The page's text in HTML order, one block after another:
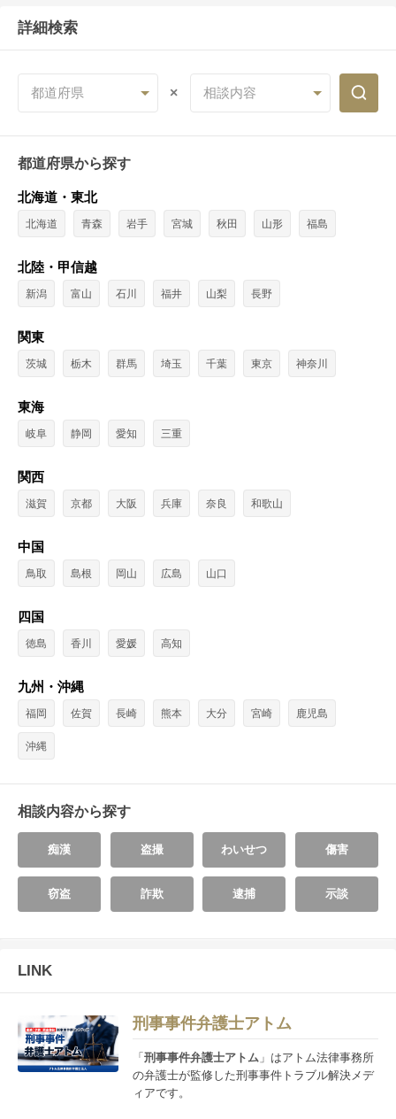
詳細検索
都道府県 相談内容
都道府県から探す
北海道・東北
北海道 青森 岩手 宮城 秋田 山形 福島
北陸・甲信越
新潟 富山 石川 福井 山梨 長野
関東
茨城 栃木 群馬 埼玉 千葉 東京 神奈川
東海
岐阜 静岡 愛知 三重
関西
滋賀 京都 大阪 兵庫 奈良 和歌山
中国
鳥取 島根 岡山 広島 山口
四国
徳島 香川 愛媛 高知
九州・沖縄
福岡 佐賀 長崎 熊本 大分 宮崎 鹿児島
沖縄
相談内容から探す
痴漢 盗撮 わいせつ 傷害
窃盗 詐欺 逮捕 示談
LINK
刑事事件弁護士アトム
「刑事事件弁護士アトム 」はアトム法律事務所
の弁護士が監修した刑事事件トラブル解決メデ
ィアです。